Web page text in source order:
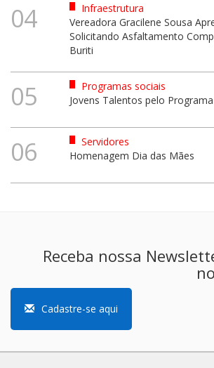
04
Infraestrutura
Vereadora Gracilene Sousa
Solicitando Asfaltamento
Buriti
05
Programas sociais
Jovens Talentos pelo
06
Servidores
Homenagem Dia das Mães
Receba nossa
Cadastre-se aqui